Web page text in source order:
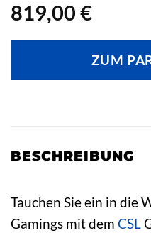
819,00 €
ZUM
BESCHREIBUNG
Tauchen Sie ein in die
Gamings mit dem CSL